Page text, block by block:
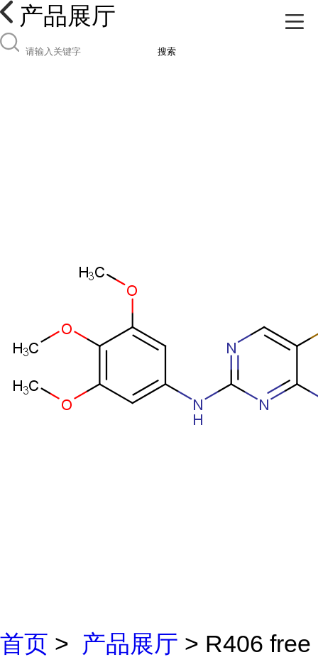
产品展厅
搜索
首页 > 产品展厅 > R406 free